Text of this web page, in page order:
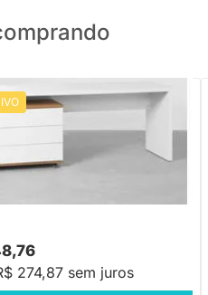
- Bancada
Branco 2,06m +
3 Gavetas Louro Freijó e
274,87 sem juros